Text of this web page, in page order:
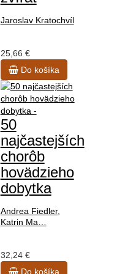
Jaroslav Kratochvíl
25,66 €
Do košíka
50
najčastejších
chorôb
hovädzieho
dobytka
Andrea Fiedler,
Katrin Ma…
32,24 €
Do košíka